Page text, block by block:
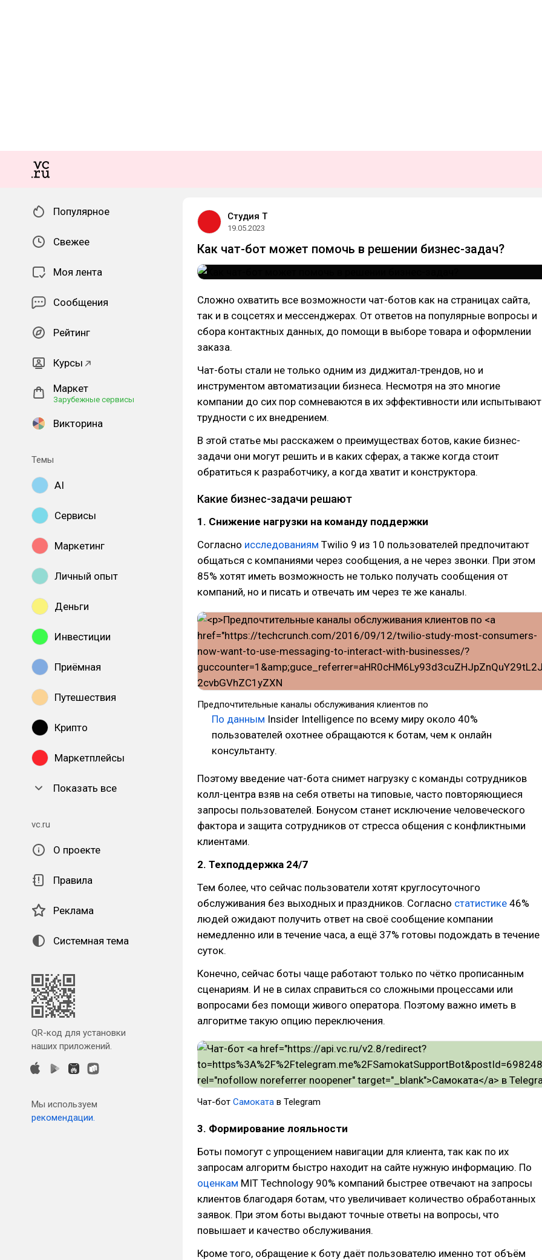
Популярное
Свежее
Моя лента
Сообщения
Рейтинг
Курсы
Маркет
Зарубежные сервисы
Викторина
Темы
AI
Сервисы
Маркетинг
Личный опыт
Деньги
Инвестиции
Приёмная
Путешествия
Крипто
Маркетплейсы
Показать все
vc.ru
О проекте
Правила
Реклама
Системная тема
QR-код для установки
наших приложений.
Мы используем
рекомендации.
Студия Т
19.05.2023
Как чат-бот может помочь в решении бизнес-задач?
Сложно охватить все возможности чат-ботов как на страницах сайта,
так и в соцсетях и мессенджерах. От ответов на популярные вопросы и
сбора контактных данных, до помощи в выборе товара и оформлении
заказа.
Чат-боты стали не только одним из диджитал-трендов, но и
инструментом автоматизации бизнеса. Несмотря на это многие
компании до сих пор сомневаются в их эффективности или испытывают
трудности с их внедрением.
В этой статье мы расскажем о преимуществах ботов, какие бизнес-
задачи они могут решить и в каких сферах, а также когда стоит
обратиться к разработчику, а когда хватит и конструктора.
Какие бизнес-задачи решают
1. Снижение нагрузки на команду поддержки
Согласно исследованиям Twilio 9 из 10 пользователей предпочитают
общаться с компаниями через сообщения, а не через звонки. При этом
85% хотят иметь возможность не только получать сообщения от
компаний, но и писать и отвечать им через те же каналы.
Предпочтительные каналы обслуживания клиентов по
По данным Insider Intelligence по всему миру около 40%
пользователей охотнее обращаются к ботам, чем к онлайн
консультанту.
Поэтому введение чат-бота снимет нагрузку с команды сотрудников
колл-центра взяв на себя ответы на типовые, часто повторяющиеся
запросы пользователей. Бонусом станет исключение человеческого
фактора и защита сотрудников от стресса общения с конфликтными
клиентами.
2. Техподдержка 24/7
Тем более, что сейчас пользователи хотят круглосуточного
обслуживания без выходных и праздников. Согласно статистике 46%
людей ожидают получить ответ на своё сообщение компании
немедленно или в течение часа, а ещё 37% готовы подождать в течение
суток.
Конечно, сейчас боты чаще работают только по чётко прописанным
сценариям. И не в силах справиться со сложными процессами или
вопросами без помощи живого оператора. Поэтому важно иметь в
алгоритме такую опцию переключения.
Чат-бот Самоката в Telegram
3. Формирование лояльности
Боты помогут с упрощением навигации для клиента, так как по их
запросам алгоритм быстро находит на сайте нужную информацию. По
оценкам MIT Technology 90% компаний быстрее отвечают на запросы
клиентов благодаря ботам, что увеличивает количество обработанных
заявок. При этом боты выдают точные ответы на вопросы, что
повышает и качество обслуживания.
Кроме того, обращение к боту даёт пользователю именно тот объём